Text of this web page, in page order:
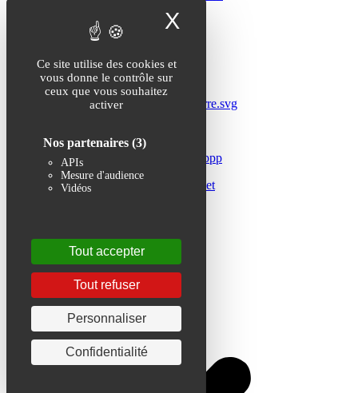
Ce site utilise des cookies et
vous donne le contrôle sur
ceux que vous souhaitez
activer
Nos partenaires (3)
APIs
Mesure d'audience
Vidéos
Tout accepter
Tout refuser
Personnaliser
Confidentialité
X